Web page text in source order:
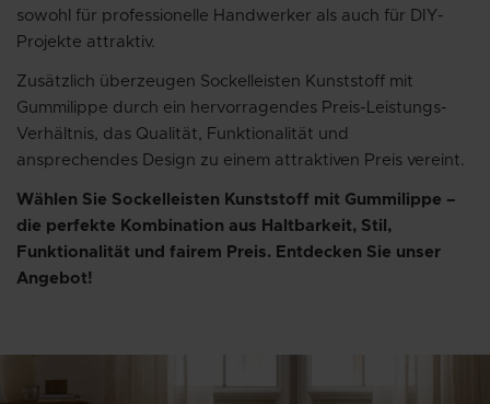
sowohl für professionelle Handwerker als auch für DIY-
Projekte attraktiv.
Zusätzlich überzeugen Sockelleisten Kunststoff mit
Gummilippe durch ein hervorragendes Preis-Leistungs-
Verhältnis, das Qualität, Funktionalität und
ansprechendes Design zu einem attraktiven Preis vereint.
Wählen Sie Sockelleisten Kunststoff mit Gummilippe –
die perfekte Kombination aus Haltbarkeit, Stil,
Funktionalität und fairem Preis. Entdecken Sie unser
Angebot!